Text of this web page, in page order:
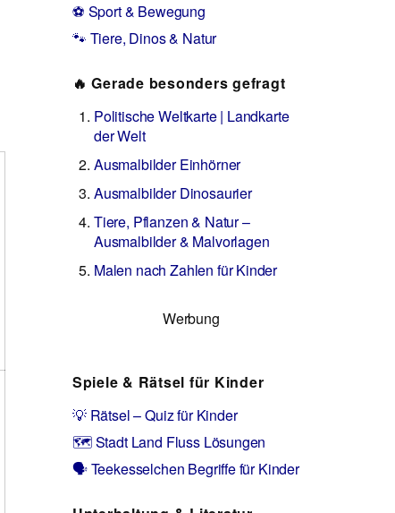
⚽ Sport & Bewegung
🐾 Tiere, Dinos & Natur
🔥 Gerade besonders gefragt
Politische Weltkarte | Landkarte
der Welt
Ausmalbilder Einhörner
Ausmalbilder Dinosaurier
Tiere, Pflanzen & Natur –
Ausmalbilder & Malvorlagen
Malen nach Zahlen für Kinder
Werbung
Spiele & Rätsel für Kinder
💡 Rätsel – Quiz für Kinder
🗺️ Stadt Land Fluss Lösungen
🗣️ Teekesselchen Begriffe für Kinder